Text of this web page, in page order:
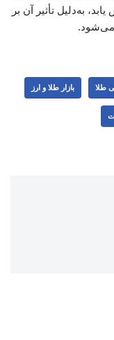
به‌دلیل تأثیر آن بر
می‌شود.
طلا بازار طلا و ارز